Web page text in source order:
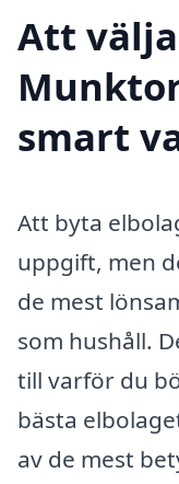
Att
smart
Att byta
uppgift, men
de mest
som hushåll.
till varför du
bästa
av de mest